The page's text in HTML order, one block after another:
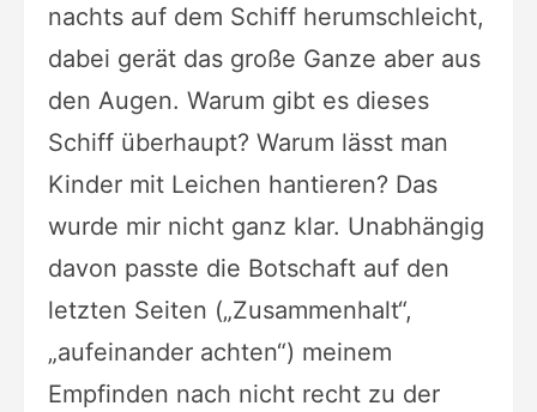
nachts auf dem Schiff herumschleicht,
dabei gerät das große Ganze aber aus
den Augen. Warum gibt es dieses
Schiff überhaupt? Warum lässt man
Kinder mit Leichen hantieren? Das
wurde mir nicht ganz klar. Unabhängig
davon passte die Botschaft auf den
letzten Seiten („Zusammenhalt“,
„aufeinander achten“) meinem
Empfinden nach nicht recht zu der